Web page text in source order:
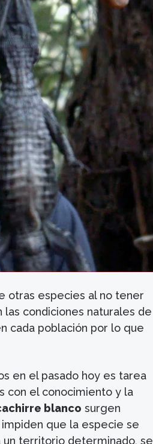
otras especies al no tener
condiciones naturales de
cada población por lo que
en el pasado hoy es tarea
con el conocimiento y la
blanco surgen
que la especie se
territorio determinado, se